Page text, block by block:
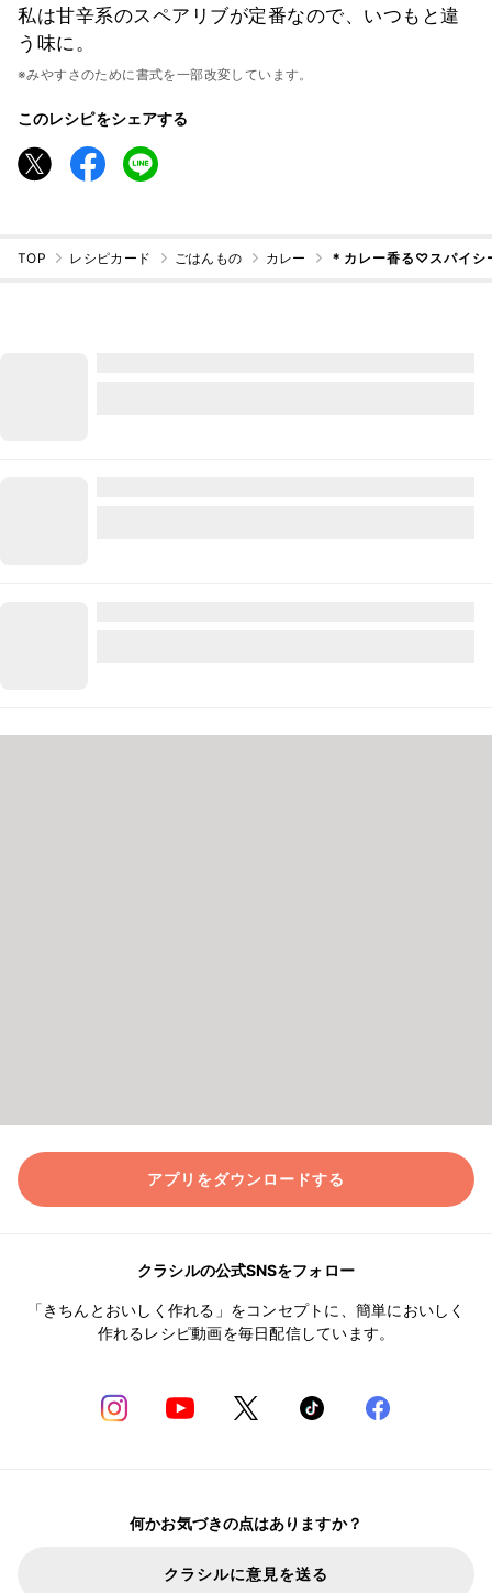
私は甘辛系のスペアリブが定番なので、いつもと違
う味に。
※みやすさのために書式を一部改変しています。
このレシピをシェアする
TOP レシピカード ごはんもの カレー ＊カレー香る♡スパイシ
アプリをダウンロードする
クラシルの公式SNSをフォロー
「きちんとおいしく作れる」をコンセプトに、簡単においしく
作れるレシピ動画を毎日配信しています。
何かお気づきの点はありますか？
クラシルに意見を送る